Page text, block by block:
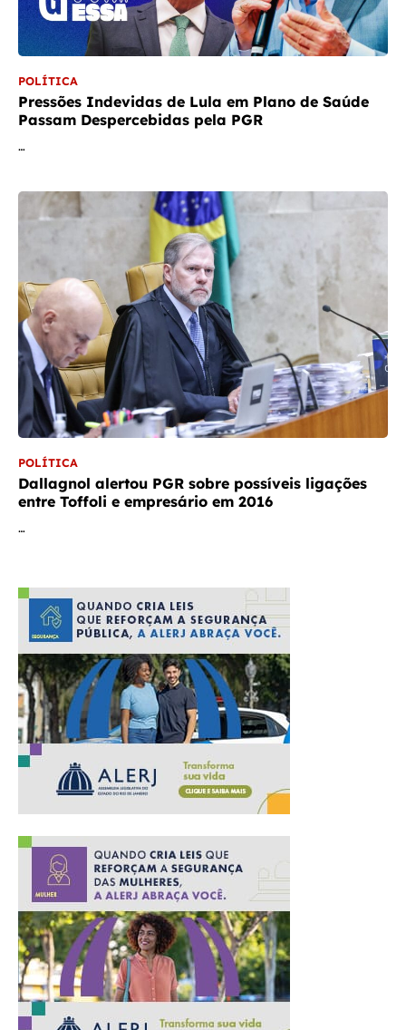
POLÍTICA
Pressões Indevidas de Lula em Plano de Saúde
Passam Despercebidas pela PGR
…
POLÍTICA
Dallagnol alertou PGR sobre possíveis ligações
entre Toffoli e empresário em 2016
…